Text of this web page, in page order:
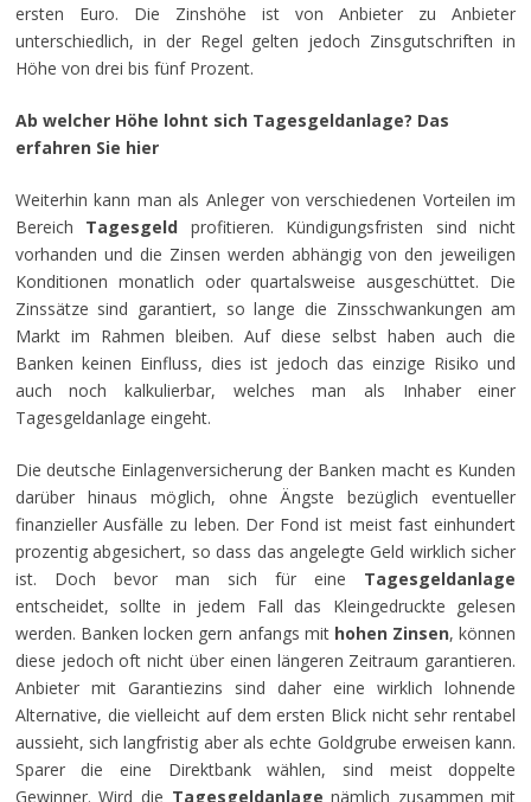
ersten Euro. Die Zinshöhe ist von Anbieter zu Anbieter
unterschiedlich, in der Regel gelten jedoch Zinsgutschriften in
Höhe von drei bis fünf Prozent.
Ab welcher Höhe lohnt sich Tagesgeldanlage? Das
erfahren Sie hier
Weiterhin kann man als Anleger von verschiedenen Vorteilen im
Bereich Tagesgeld profitieren. Kündigungsfristen sind nicht
vorhanden und die Zinsen werden abhängig von den jeweiligen
Konditionen monatlich oder quartalsweise ausgeschüttet. Die
Zinssätze sind garantiert, so lange die Zinsschwankungen am
Markt im Rahmen bleiben. Auf diese selbst haben auch die
Banken keinen Einfluss, dies ist jedoch das einzige Risiko und
auch noch kalkulierbar, welches man als Inhaber einer
Tagesgeldanlage eingeht.
Die deutsche Einlagenversicherung der Banken macht es Kunden
darüber hinaus möglich, ohne Ängste bezüglich eventueller
finanzieller Ausfälle zu leben. Der Fond ist meist fast einhundert
prozentig abgesichert, so dass das angelegte Geld wirklich sicher
ist. Doch bevor man sich für eine Tagesgeldanlage
entscheidet, sollte in jedem Fall das Kleingedruckte gelesen
werden. Banken locken gern anfangs mit hohen Zinsen, können
diese jedoch oft nicht über einen längeren Zeitraum garantieren.
Anbieter mit Garantiezins sind daher eine wirklich lohnende
Alternative, die vielleicht auf dem ersten Blick nicht sehr rentabel
aussieht, sich langfristig aber als echte Goldgrube erweisen kann.
Sparer die eine Direktbank wählen, sind meist doppelte
Gewinner. Wird die Tagesgeldanlage nämlich zusammen mit